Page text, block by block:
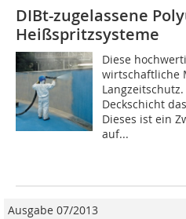
DIBt-zugelassene
Heißspritzsysteme
Diese
wirtschaftliche
Deckschicht
Dieses ist ein
auf...
Ausgabe 07/2013